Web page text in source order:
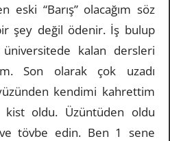
eski “Barış” olacağım söz
şey değil ödenir. İş bulup
üniversitede kalan dersleri
Son olarak çok uzadı
kendimi kahrettim
oldu. Üzüntüden oldu
tövbe edin. Ben 1 sene